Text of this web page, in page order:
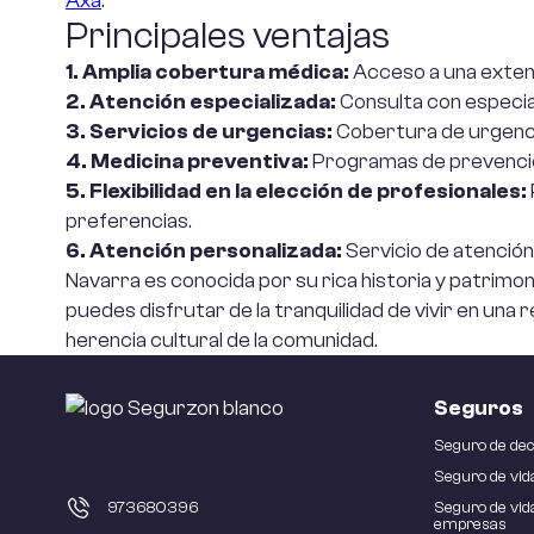
Seguro de
decesos barato
Principales ventajas
1. Amplia cobertura médica:Acceso a una
2. Atención especializada:Consulta con
3. Servicios de urgencias:Cobertura de
4. Medicina preventiva:Programas de
5. Flexibilidad en la elección de profesionales:
preferencias.
6. Atención personalizada:Servicio de
Navarra es conocida por su rica historia y
puedes disfrutar de la tranquilidad de vivir en una
herencia cultural de la comunidad.
973680396
Seguros
Seguro de
Seguro de
Seguro de
empresas